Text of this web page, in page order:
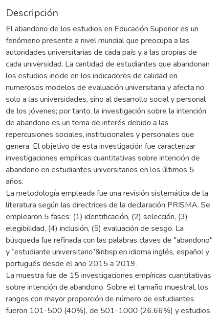
Descripción
El abandono de los estudios en Educación Superior es un
fenómeno presente a nivel mundial que preocupa a las
autoridades universitarias de cada país y a las propias de
cada universidad. La cantidad de estudiantes que abandonan
los estudios incide en los indicadores de calidad en
numerosos modelos de evaluación universitaria y afecta no
solo a las universidades, sino al desarrollo social y personal
de los jóvenes; por tanto, la investigación sobre la intención
de abandono es un tema de interés debido a las
repercusiones sociales, institucionales y personales que
genera. El objetivo de esta investigación fue caracterizar
investigaciones empíricas cuantitativas sobre intención de
abandono en estudiantes universitarios en los últimos 5
años.
La metodología empleada fue una revisión sistemática de la
literatura según las directrices de la declaración PRISMA. Se
emplearon 5 fases: (1) identificación, (2) selección, (3)
elegibilidad, (4) inclusión, (5) evaluación de sesgo. La
búsqueda fue refinada con las palabras claves de "abandono"
y “estudiante universitario”&nbsp;en idioma inglés, español y
portugués desde el año 2015 a 2019.
La muestra fue de 15 investigaciones empíricas cuantitativas
sobre intención de abandono. Sobre el tamaño muestral, los
rangos con mayor proporción de número de estudiantes
fueron 101-500 (40%), de 501-1000 (26.66%) y estudios